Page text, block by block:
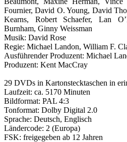
Fournier, David O. Young, David
Kearns, Robert Schaefer, Lan
Burnham, Ginny Weissman
Musik: David Rose
Regie: Michael Landon, William F.
Ausführender Produzent: Michael
Produzent: Kent MacCray
29 DVDs in Kartonstecktaschen in
Laufzeit: ca. 5170 Minuten
Bildformat: PAL 4:3
Tonformat: Dolby Digital 2.0
Sprache: Deutsch, Englisch
Ländercode: 2 (Europa)
FSK: freigegeben ab 12 Jahren